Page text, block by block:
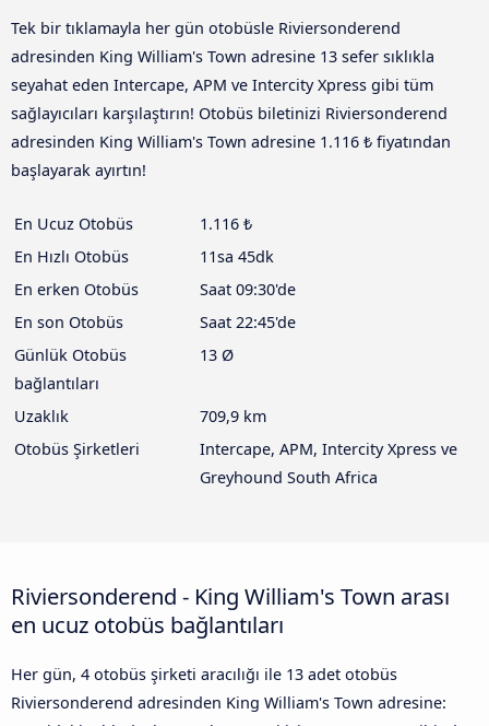
Tek bir tıklamayla her gün otobüsle Riviersonderend
adresinden King William's Town adresine 13 sefer sıklıkla
seyahat eden Intercape, APM ve Intercity Xpress gibi tüm
sağlayıcıları karşılaştırın! Otobüs biletinizi Riviersonderend
adresinden King William's Town adresine 1.116 ₺ fiyatından
başlayarak ayırtın!
En Ucuz Otobüs
1.116 ₺
En Hızlı Otobüs
11sa 45dk
En erken Otobüs
Saat 09:30'de
En son Otobüs
Saat 22:45'de
Günlük Otobüs
bağlantıları
13 Ø
Uzaklık
709,9 km
Otobüs Şirketleri
Intercape, APM, Intercity Xpress ve
Greyhound South Africa
Riviersonderend - King William's Town arası
en ucuz otobüs bağlantıları
Her gün, 4 otobüs şirketi aracılığı ile 13 adet otobüs
Riviersonderend adresinden King William's Town adresine: